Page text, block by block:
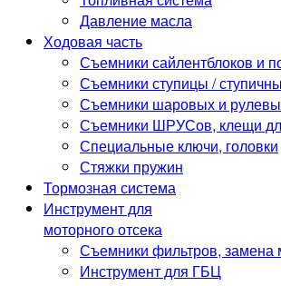
Давление масла
Ходовая часть
Съемники сайлентблоков и
Съемники ступицы /
Съемники шаровых и
Съемники ШРУСов, клещи
Специальные ключи, головки
Стяжки пружин
Тормозная система
Инструмент для
моторного отсека
Съемники фильтров, замена
Инструмент для ГБЦ